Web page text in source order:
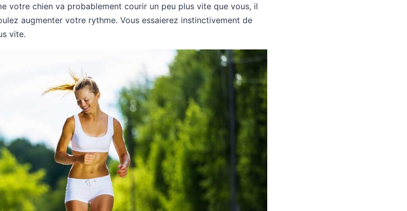
votre chien va probablement courir un peu plus vite que vous, il
augmenter votre rythme. Vous essaierez instinctivement de
vite.